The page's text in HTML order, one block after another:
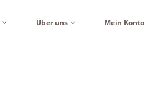
Über uns Mein Konto